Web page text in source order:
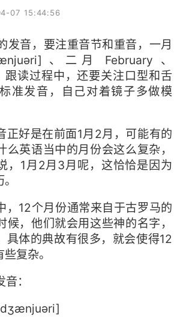
07 15:44:56
发音，要注重音节和重音，一月
、二月 February 、
跟读过程中，还要关注口型和舌
准发音，自己对着镜子多做模
正好是在前面1月2月，可能有的
么英语当中的月份会这么复杂，
，1月2月3月呢，这恰恰是因为
，12个月份通常来自于古罗马的
候，他们就会用这些神的名字，
具体的典故有很多，就会使得12
复杂。
：